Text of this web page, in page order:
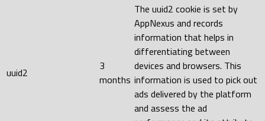
uuid2
3
months
The uuid2 cookie is set by
AppNexus and records
information that helps in
differentiating between
devices and browsers. This
information is used to pick out
ads delivered by the platform
and assess the ad